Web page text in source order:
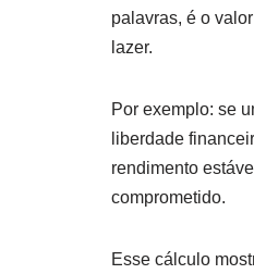
palavras, é o
lazer.
Por exemplo: se
liberdade
rendimento
comprometido.
Esse cálculo